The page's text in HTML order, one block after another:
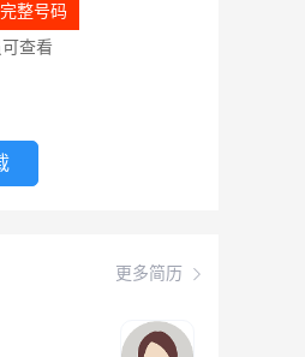
整号码
查看
更多简历